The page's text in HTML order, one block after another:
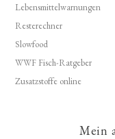
Lebensmittelwarnungen
Resterechner
Slowfood
WWF Fisch-Ratgeber
Zusatzstoffe online
Mein